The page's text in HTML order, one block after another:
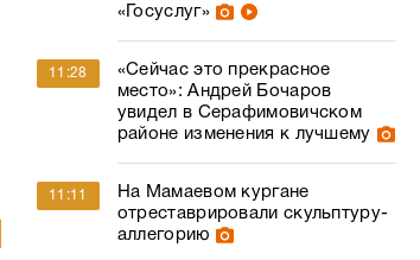
«Госуслуг»
11:28
«Сейчас это прекрасное
место»: Андрей Бочаров
увидел в Серафимовичском
районе изменения к лучшему
11:11
На Мамаевом кургане
отреставрировали скульптуру-
аллегорию